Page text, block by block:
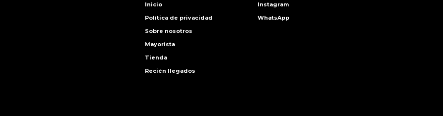
Inicio
Política de privacidad
Sobre nosotros
Mayorista
Tienda
Recién llegados
Instagram
WhatsApp